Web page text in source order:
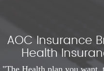
AOC Insurance
Health